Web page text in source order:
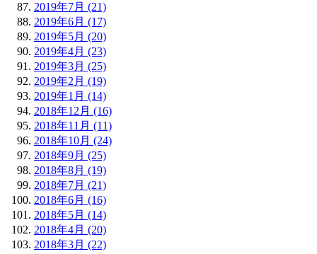
2019年7月 (21)
2019年6月 (17)
2019年5月 (20)
2019年4月 (23)
2019年3月 (25)
2019年2月 (19)
2019年1月 (14)
2018年12月 (16)
2018年11月 (11)
2018年10月 (24)
2018年9月 (25)
2018年8月 (19)
2018年7月 (21)
2018年6月 (16)
2018年5月 (14)
2018年4月 (20)
2018年3月 (22)